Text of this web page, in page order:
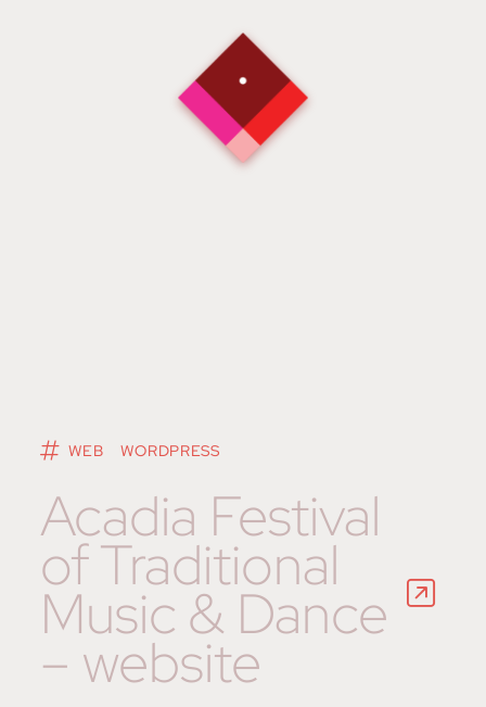
WEB WORDPRESS
Acadia Festival
of Traditional
Music & Dance
– website